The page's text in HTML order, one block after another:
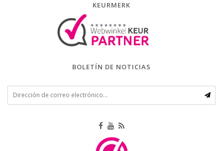
KEURMERK
BOLETÍN DE NOTICIAS